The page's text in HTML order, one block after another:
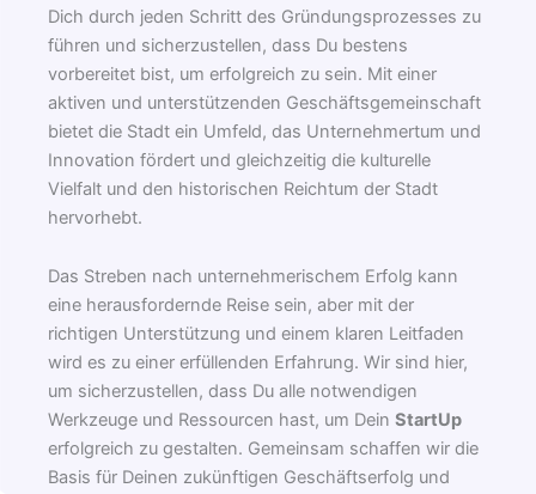
Dich durch jeden Schritt des Gründungsprozesses zu
führen und sicherzustellen, dass Du bestens
vorbereitet bist, um erfolgreich zu sein. Mit einer
aktiven und unterstützenden Geschäftsgemeinschaft
bietet die Stadt ein Umfeld, das Unternehmertum und
Innovation fördert und gleichzeitig die kulturelle
Vielfalt und den historischen Reichtum der Stadt
hervorhebt.
Das Streben nach unternehmerischem Erfolg kann
eine herausfordernde Reise sein, aber mit der
richtigen Unterstützung und einem klaren Leitfaden
wird es zu einer erfüllenden Erfahrung. Wir sind hier,
um sicherzustellen, dass Du alle notwendigen
Werkzeuge und Ressourcen hast, um Dein StartUp
erfolgreich zu gestalten. Gemeinsam schaffen wir die
Basis für Deinen zukünftigen Geschäftserfolg und